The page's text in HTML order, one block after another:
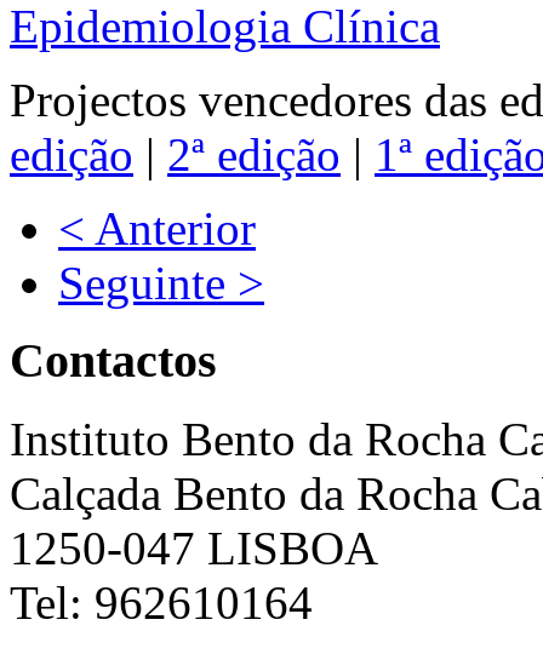
Epidemiologia Clínica
Projectos vencedores das
edição | 2ª edição | 1ª
< Anterior
Seguinte >
Contactos
Instituto Bento da Rocha
Calçada Bento da Rocha
1250-047 LISBOA
Tel: 962610164